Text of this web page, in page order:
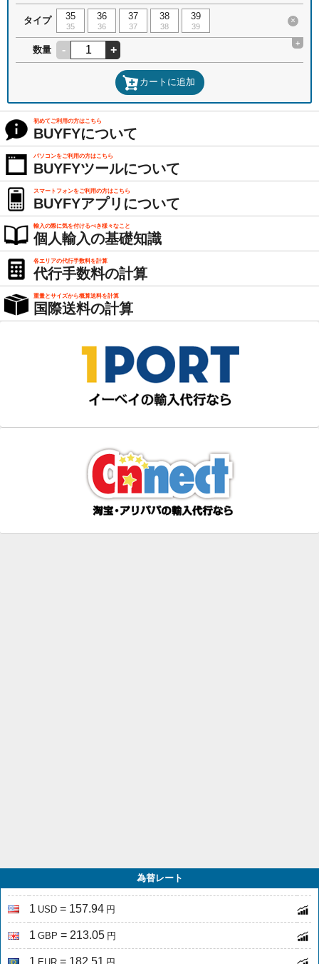
タイプ 35
35
36
36
37
37
38
38
39
39
×
数量 - +
+
カートに追加
初めてご利用の方はこちら
BUYFYについて
パソコンをご利用の方はこちら
BUYFYツールについて
スマートフォンをご利用の方はこちら
BUYFYアプリについて
輸入の際に気を付けるべき様々なこと
個人輸入の基礎知識
各エリアの代行手数料を計算
代行手数料の計算
重量とサイズから概算送料を計算
国際送料の計算
為替レート
1 USD = 157.94 円
1 GBP = 213.05 円
1 = 182.51